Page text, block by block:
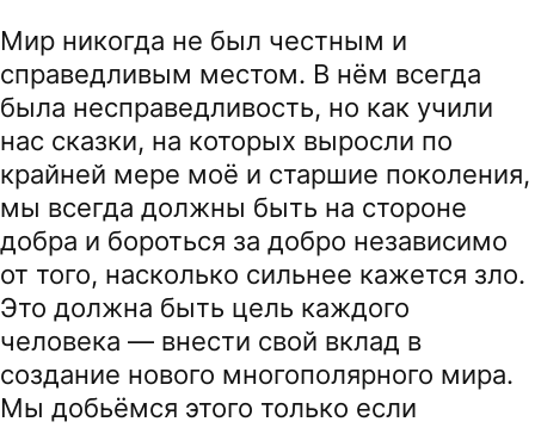
Мир никогда не был честным и
справедливым местом. В нём всегда
была несправедливость, но как учили
нас сказки, на которых выросли по
крайней мере моё и старшие поколения,
мы всегда должны быть на стороне
добра и бороться за добро независимо
от того, насколько сильнее кажется зло.
Это должна быть цель каждого
человека — внести свой вклад в
создание нового многополярного мира.
Мы добьёмся этого только если